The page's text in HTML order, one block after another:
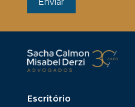
Escritório